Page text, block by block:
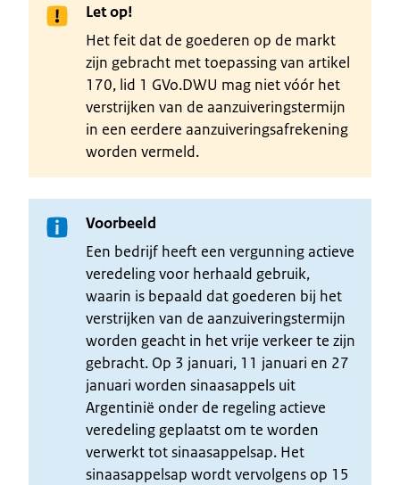
Let op!
Het feit dat de goederen op de markt
zijn gebracht met toepassing van artikel
170, lid 1 GVo.DWU mag niet vóór het
verstrijken van de aanzuiveringstermijn
in een eerdere aanzuiveringsafrekening
worden vermeld.
Voorbeeld
Een bedrijf heeft een vergunning actieve
veredeling voor herhaald gebruik,
waarin is bepaald dat goederen bij het
verstrijken van de aanzuiveringstermijn
worden geacht in het vrije verkeer te zijn
gebracht. Op 3 januari, 11 januari en 27
januari worden sinaasappels uit
Argentinië onder de regeling actieve
veredeling geplaatst om te worden
verwerkt tot sinaasappelsap. Het
sinaasappelsap wordt vervolgens op 15